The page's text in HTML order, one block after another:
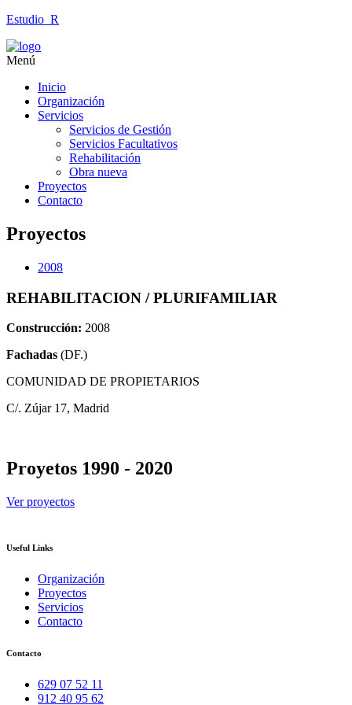
Estudio_R
Menú
Inicio
Organización
Servicios
Servicios de Gestión
Servicios Facultativos
Rehabilitación
Obra nueva
Proyectos
Contacto
Proyectos
2008
REHABILITACION / PLURIFAMILIAR
Construcción: 2008
Fachadas (DF.)
COMUNIDAD DE PROPIETARIOS
C/. Zújar 17, Madrid
Proyetos 1990 - 2020
Ver proyectos
Useful Links
Organización
Proyectos
Servicios
Contacto
Contacto
629 07 52 11
912 40 95 62